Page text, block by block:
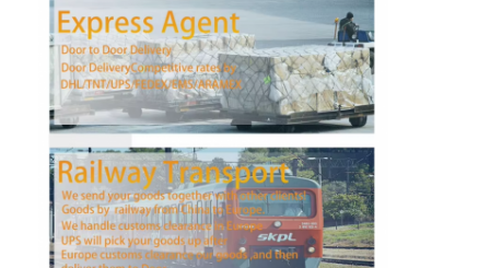
TRANSPORTE DE MERCANCÍAS POR FERROCARRIL
Enviar a Amazon
Transporte de mercancías por camión
Servicio de almacenamiento